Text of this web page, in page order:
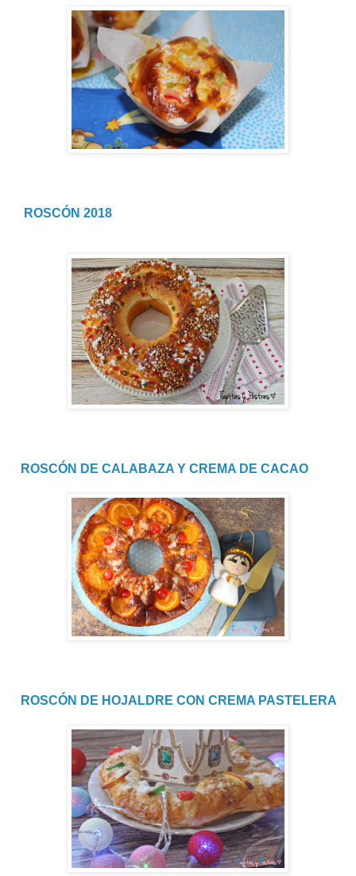
ROSCÓN 2018
ROSCÓN DE CALABAZA Y CREMA DE CACAO
ROSCÓN DE HOJALDRE CON CREMA PASTELERA